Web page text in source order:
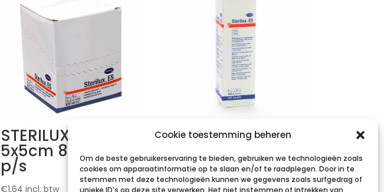
Cookie toestemming beheren
Om de beste gebruikerservaring te bieden, gebruiken we technologieën zoals
cookies om apparaatinformatie op te slaan en/of te raadplegen. Door in te
stemmen met deze technologieën kunnen we gegevens zoals surfgedrag of
unieke ID's op deze site verwerken. Het niet instemmen of intrekken van
STERILUX ES
5x5cm 8l.st. 25×2
p/s
€1,64 incl. btw
STERILUX ES
5x5cm 12l.nst. 100
p/s
€1,80 incl. btw